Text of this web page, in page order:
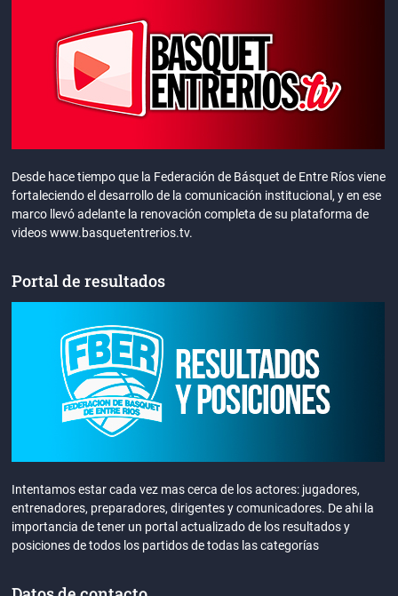
Desde hace tiempo que la Federación de Básquet de Entre Ríos viene
fortaleciendo el desarrollo de la comunicación institucional, y en ese
marco llevó adelante la renovación completa de su plataforma de
videos www.basquetentrerios.tv.
Portal de resultados
Intentamos estar cada vez mas cerca de los actores: jugadores,
entrenadores, preparadores, dirigentes y comunicadores. De ahi la
importancia de tener un portal actualizado de los resultados y
posiciones de todos los partidos de todas las categorías